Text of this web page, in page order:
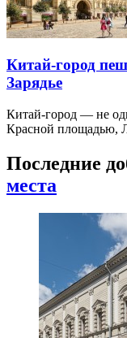
Китай-город
Зарядье
Китай-город — не
Красной площадью,
Последние
места